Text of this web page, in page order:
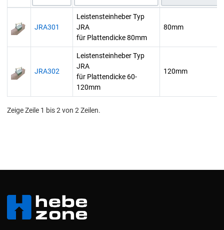
JRA301
Leistensteinheber Typ
JRA
für Plattendicke 80mm
80mm
JRA302
Leistensteinheber Typ
JRA
für Plattendicke 60-
120mm
120mm
Zeige Zeile 1 bis 2 von 2 Zeilen.